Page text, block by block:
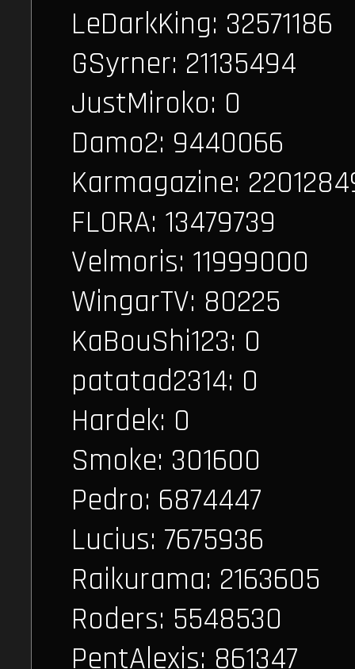
LeDarkKing: 32571186
GSyrner: 21135494
JustMiroko: 0
Damo2: 9440066
Karmagazine:
FLORA: 13479739
Velmoris: 11999000
WingarTV: 80225
KaBouShi123: 0
patatad2314: 0
Hardek: 0
Smoke: 301600
Pedro: 6874447
Lucius: 7675936
Raikurama: 2163605
Roders: 5548530
PentAlexis: 861347